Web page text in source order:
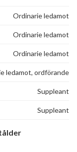
Ordinarie ledamot
Ordinarie ledamot
Ordinarie ledamot
ledamot, ordförande
Suppleant
Suppleant